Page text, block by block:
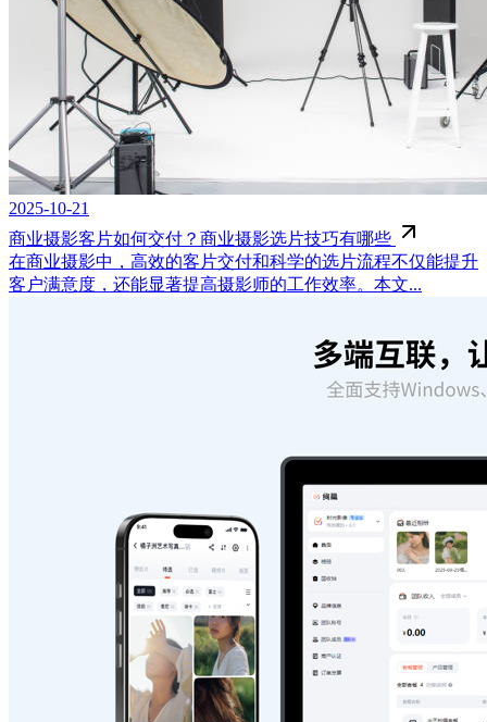
2025-10-21
商业摄影客片如何交付？商业摄影选片技巧有哪些
在商业摄影中，高效的客片交付和科学的选片流程不仅能提升
客户满意度，还能显著提高摄影师的工作效率。本文...